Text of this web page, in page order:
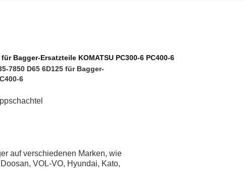
Bagger-Ersatzteile KOMATSU PC300-6 PC400-6
7850 D65 6D125 für Bagger-
6
auf verschiedenen Marken, wie
VOL-VO, Hyundai, Kato,